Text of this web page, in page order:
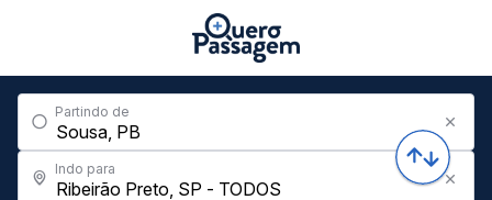
Partindo de
Indo para